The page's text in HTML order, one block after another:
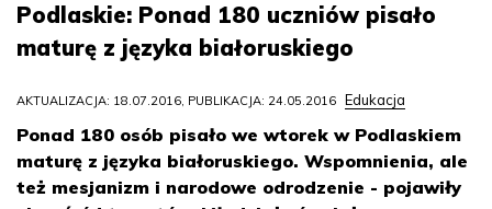
treści
Podlaskie: Ponad 180 uczniów pisało
maturę z języka białoruskiego
AKTUALIZACJA: 18.07.2016, PUBLIKACJA: 24.05.2016 Edukacja
Ponad 180 osób pisało we wtorek w Podlaskiem
maturę z języka białoruskiego. Wspomnienia, ale
też mesjanizm i narodowe odrodzenie - pojawiły